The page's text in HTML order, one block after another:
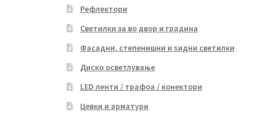
Рефлектори
Светилки за во двор и градина
Фасадни, степенишни и ѕидни светилки
Диско осветлување
LED ленти / трафоа / конектори
Цевки и арматури